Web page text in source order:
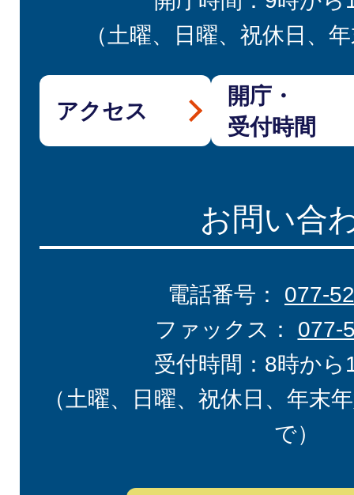
（土曜、日曜、祝休日、
アクセス
開庁・
受付時間
お問い合
電話番号： 077-
ファックス： 077-
受付時間：8時から
（土曜、日曜、祝休日、年末
で）